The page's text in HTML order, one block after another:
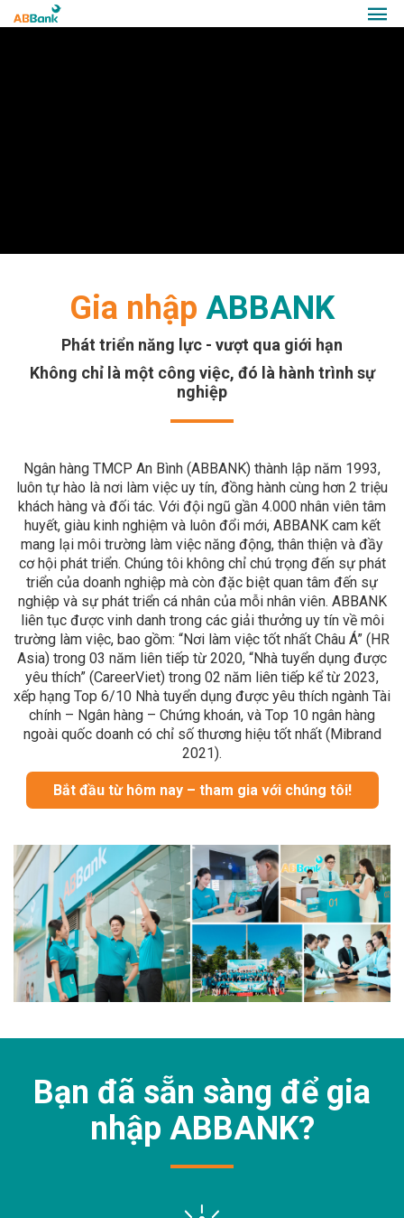
Gia nhập ABBANK
Phát triển năng lực - vượt qua giới hạn
Không chỉ là một công việc, đó là hành trình sự
nghiệp
Ngân hàng TMCP An Bình (ABBANK) thành lập năm 1993,
luôn tự hào là nơi làm việc uy tín, đồng hành cùng hơn 2 triệu
khách hàng và đối tác. Với đội ngũ gần 4.000 nhân viên tâm
huyết, giàu kinh nghiệm và luôn đổi mới, ABBANK cam kết
mang lại môi trường làm việc năng động, thân thiện và đầy
cơ hội phát triển. Chúng tôi không chỉ chú trọng đến sự phát
triển của doanh nghiệp mà còn đặc biệt quan tâm đến sự
nghiệp và sự phát triển cá nhân của mỗi nhân viên. ABBANK
liên tục được vinh danh trong các giải thưởng uy tín về môi
trường làm việc, bao gồm: “Nơi làm việc tốt nhất Châu Á” (HR
Asia) trong 03 năm liên tiếp từ 2020, “Nhà tuyển dụng được
yêu thích” (CareerViet) trong 02 năm liên tiếp kể từ 2023,
xếp hạng Top 6/10 Nhà tuyển dụng được yêu thích ngành Tài
chính – Ngân hàng – Chứng khoán, và Top 10 ngân hàng
ngoài quốc doanh có chỉ số thương hiệu tốt nhất (Mibrand
2021).
Bắt đầu từ hôm nay – tham gia với chúng tôi!
Bạn đã sẵn sàng để gia
nhập ABBANK?